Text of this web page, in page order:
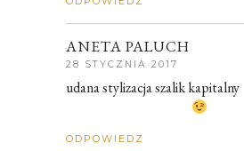
ANETA PALUCH
28 STYCZNIA 2017
udana stylizacja szalik kapitalny
ODPOWIEDZ